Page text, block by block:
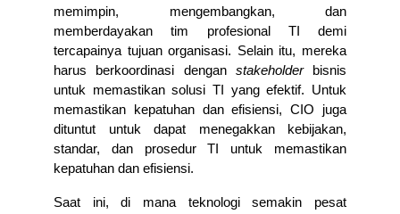
memimpin, mengembangkan, dan
memberdayakan tim profesional TI demi
tercapainya tujuan organisasi. Selain itu, mereka
harus berkoordinasi dengan stakeholder bisnis
untuk memastikan solusi TI yang efektif. Untuk
memastikan kepatuhan dan efisiensi, CIO juga
dituntut untuk dapat menegakkan kebijakan,
standar, dan prosedur TI untuk memastikan
kepatuhan dan efisiensi.
Saat ini, di mana teknologi semakin pesat